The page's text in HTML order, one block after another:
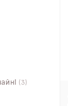
(3)